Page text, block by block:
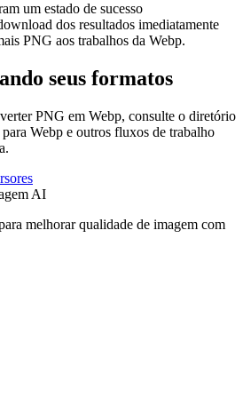
um estado de sucesso
dos resultados imediatamente
PNG aos trabalhos da Webp.
seus formatos
PNG em Webp, consulte o diretório
Webp e outros fluxos de trabalho
AI
melhorar qualidade de imagem com